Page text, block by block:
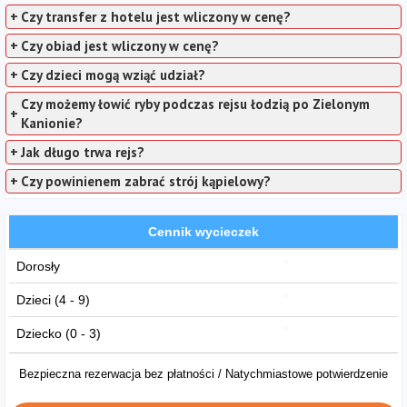
+ Czy transfer z hotelu jest wliczony w cenę?
+ Czy obiad jest wliczony w cenę?
+ Czy dzieci mogą wziąć udział?
+
Czy możemy łowić ryby podczas rejsu łodzią po Zielonym
Kanionie?
+ Jak długo trwa rejs?
+ Czy powinienem zabrać strój kąpielowy?
Cennik wycieczek
Dorosły
Dzieci (4 - 9)
Dziecko (0 - 3)
Bezpieczna rezerwacja bez płatności / Natychmiastowe potwierdzenie